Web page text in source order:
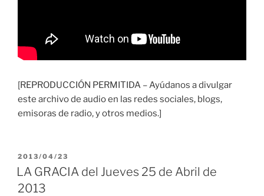
[REPRODUCCIÓN PERMITIDA – Ayúdanos a divulgar
este archivo de audio en las redes sociales, blogs,
emisoras de radio, y otros medios.]
PUBLICADO
EL
2013/04/23
LA GRACIA del Jueves 25 de Abril de
2013